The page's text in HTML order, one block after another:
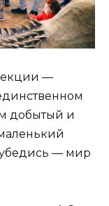
—
добытый и
— мир